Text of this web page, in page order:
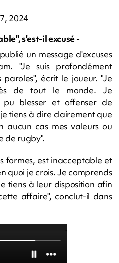
2024
s'est-il excusé -
un message d'excuses
"Je suis profondément
écrit le joueur. "Je
de tout le monde. Je
blesser et offenser de
tiens à dire clairement que
aucun cas mes valeurs ou
de rugby".
formes, est inacceptable et
quoi je crois. Je comprends
tiens à leur disposition afin
affaire", conclut-il dans